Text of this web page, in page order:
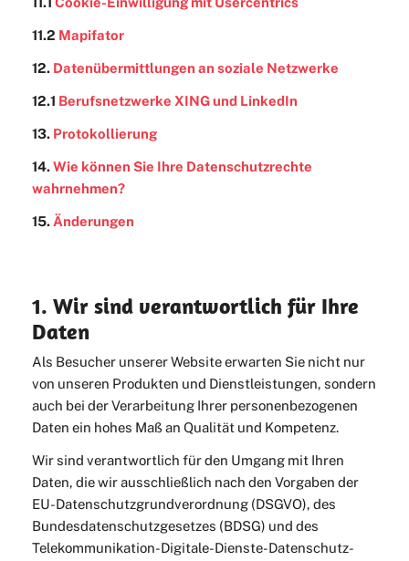
11.2 Mapifator
12. Datenübermittlungen an soziale Netzwerke
12.1 Berufsnetzwerke XING und LinkedIn
13. Protokollierung
14.Wie können Sie Ihre Datenschutzrechte
wahrnehmen?
15. Änderungen
1. Wir sind verantwortlich für Ihre
Daten
Als Besucher unserer Website erwarten Sie nicht nur
von unseren Produkten und Dienstleistungen, sondern
auch bei der Verarbeitung Ihrer personenbezogenen
Daten ein hohes Maß an Qualität und Kompetenz.
Wir sind verantwortlich für den Umgang mit Ihren
Daten, die wir ausschließlich nach den Vorgaben der
EU-Datenschutzgrundverordnung (DSGVO), des
Bundesdatenschutzgesetzes (BDSG) und des
Telekommunikation-Digitale-Dienste-Datenschutz-